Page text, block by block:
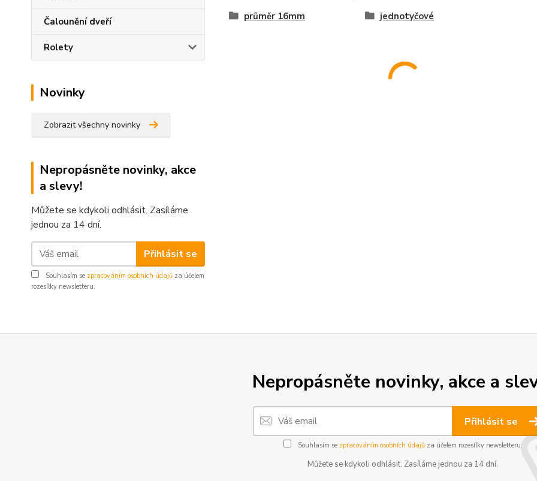
Čalounění dveří
Rolety
Novinky
Zobrazit všechny novinky
Nepropásněte novinky, akce
a slevy!
Můžete se kdykoli odhlásit. Zasíláme
jednou za 14 dní.
Přihlásit se
Souhlasím se zpracováním osobních údajů za účelem
rozesílky newsletteru.
průměr 16mm jednotyčové
Nepropásněte novinky, akce a
Přihlásit se
Souhlasím se zpracováním osobních údajůza účelem rozesílky newsletteru.
Můžete se kdykoli odhlásit. Zasíláme jednou za 14 dní.